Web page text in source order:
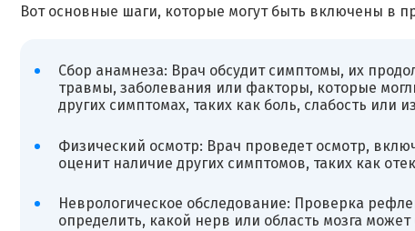
Вот основные шаги, которые могут быть включены в
Сбор анамнеза: Врач обсудит симптомы, их
травмы, заболевания или факторы, которые
других симптомах, таких как боль, слабость или
Физический осмотр: Врач проведет осмотр,
оценит наличие других симптомов, таких как
Неврологическое обследование: Проверка
определить, какой нерв или область мозга может